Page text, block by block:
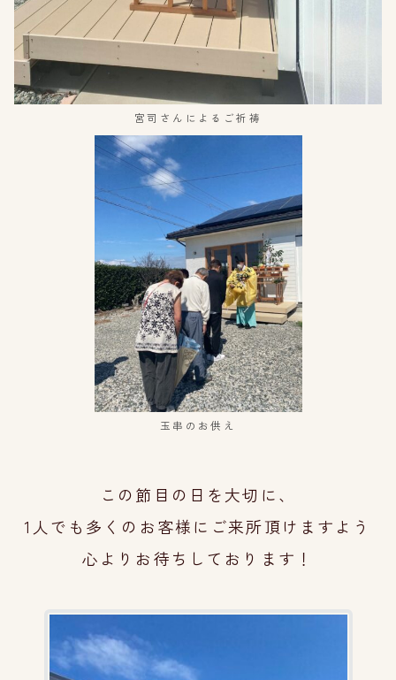
宮司さんによるご祈祷
玉串のお供え
この節目の日を大切に、
1人でも多くのお客様にご来所頂けますよう
心よりお待ちしております！